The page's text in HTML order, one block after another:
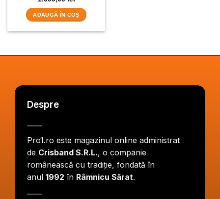
ADAUGĂ ÎN COȘ
Despre
Pro1.ro este magazinul online administrat
de Crisband S.R.L., o companie
românească cu tradiție, fondată în
anul 1992 în Râmnicu Sărat.